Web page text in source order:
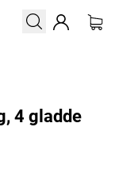
4 gladde